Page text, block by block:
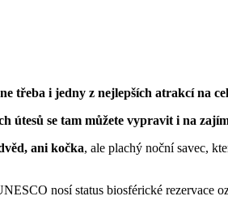
třeba i jedny z nejlepších atrakcí na
se tam můžete vypravit i na
ani kočka, ale plachý noční savec,
nosí status biosférické rezervace